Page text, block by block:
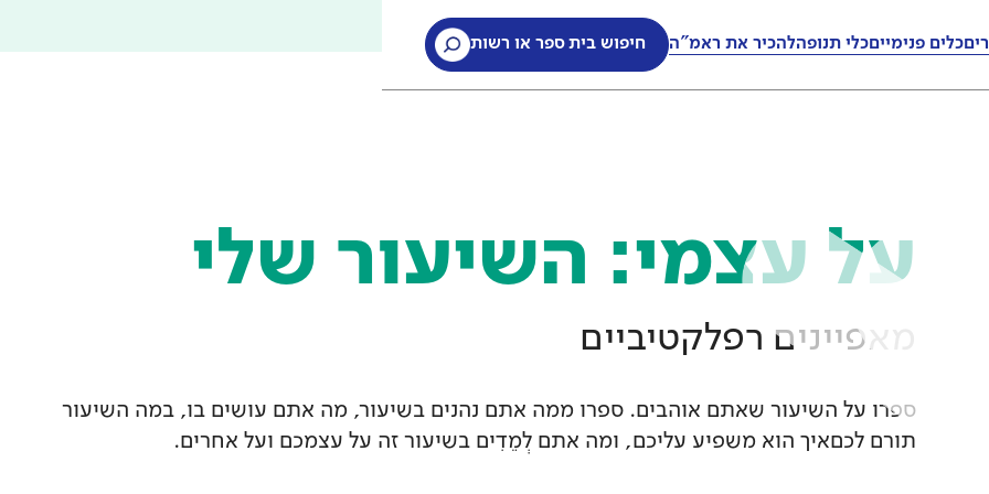
כלים פנימייםכלי תנופהלהכיר את ראמ"ה חיפוש בית ספר או רשות כלים פנימייםכלי תנופהלהכיר את ראמ"ה חיפוש בית ספר או רשות
על עצמי: השיעור שלי
מאפיינים רפלקטיביים
ספרו על השיעור שאתם אוהבים. ספרו ממה אתם נהנים בשיעור, מה אתם עושים בו, במה השיעור
תורם לכםאיך הוא משפיע עליכם, ומה אתם לְמֵדִים בשיעור זה על עצמכם ועל אחרים.